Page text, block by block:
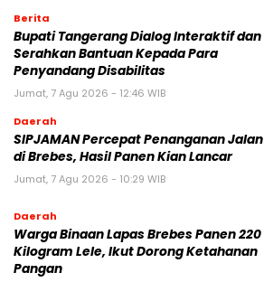
Berita
Bupati Tangerang Dialog Interaktif dan
Serahkan Bantuan Kepada Para
Penyandang Disabilitas
Jumat, 7 Agu 2026 - 12:46 WIB
Daerah
SIPJAMAN Percepat Penanganan Jalan
di Brebes, Hasil Panen Kian Lancar
Jumat, 7 Agu 2026 - 10:29 WIB
Daerah
Warga Binaan Lapas Brebes Panen 220
Kilogram Lele, Ikut Dorong Ketahanan
Pangan